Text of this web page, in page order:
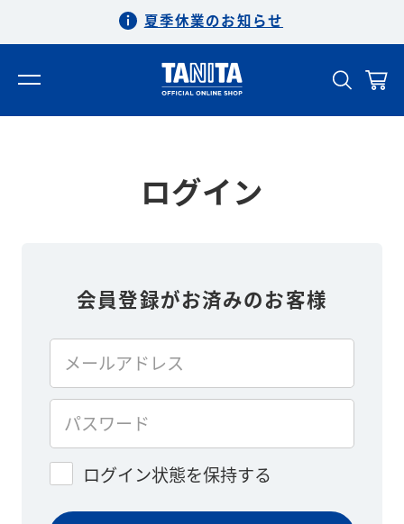
夏季休業のお知らせ
ログイン
会員登録がお済みのお客様
ログイン状態を保持する